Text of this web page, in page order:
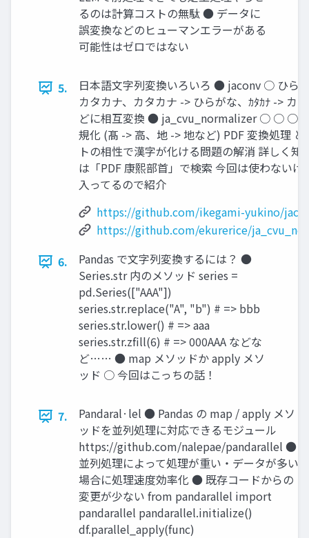
るのは計算コストの無駄 ● データに
誤変換などのヒューマンエラーがある
可能性はゼロではない
5.
日本語文字列変換いろいろ ● jaconv ○ ひら
カタカナ、カタカナ -> ひらがな、ｶﾀｶﾅ -> カ
どに相互変換 ● ja_cvu_normalizer ○ ○ ○
規化 (髙 -> 高、㆞ -> 地など) PDF 変換処理 と
トの相性で漢字が化ける問題の解消 詳しく知
は「PDF 康熙部首」で検索 今回は使わないけ
入ってるので紹介
https://github.com/ikegami-yukino/
https://github.com/ekurerice/
6.
Pandas で文字列変換するには？ ●
Series.str 内のメソッド series =
pd.Series(["AAA"])
series.str.replace("A", "b") # => bbb
series.str.lower() # => aaa
series.str.zfill(6) # => 000AAA などな
ど…… ● map メソッドか apply メソ
ッド ○ 今回はこっちの話！
7.
Pandaral·lel ● Pandas の map / apply メソ
ッドを並列処理に対応できるモジュール
https://github.com/nalepae/pandarallel ●
並列処理によって処理が重い・データが多い
場合に処理速度効率化 ● 既存コードからの
変更が少ない from pandarallel import
pandarallel pandarallel.initialize()
df.parallel_apply(func)